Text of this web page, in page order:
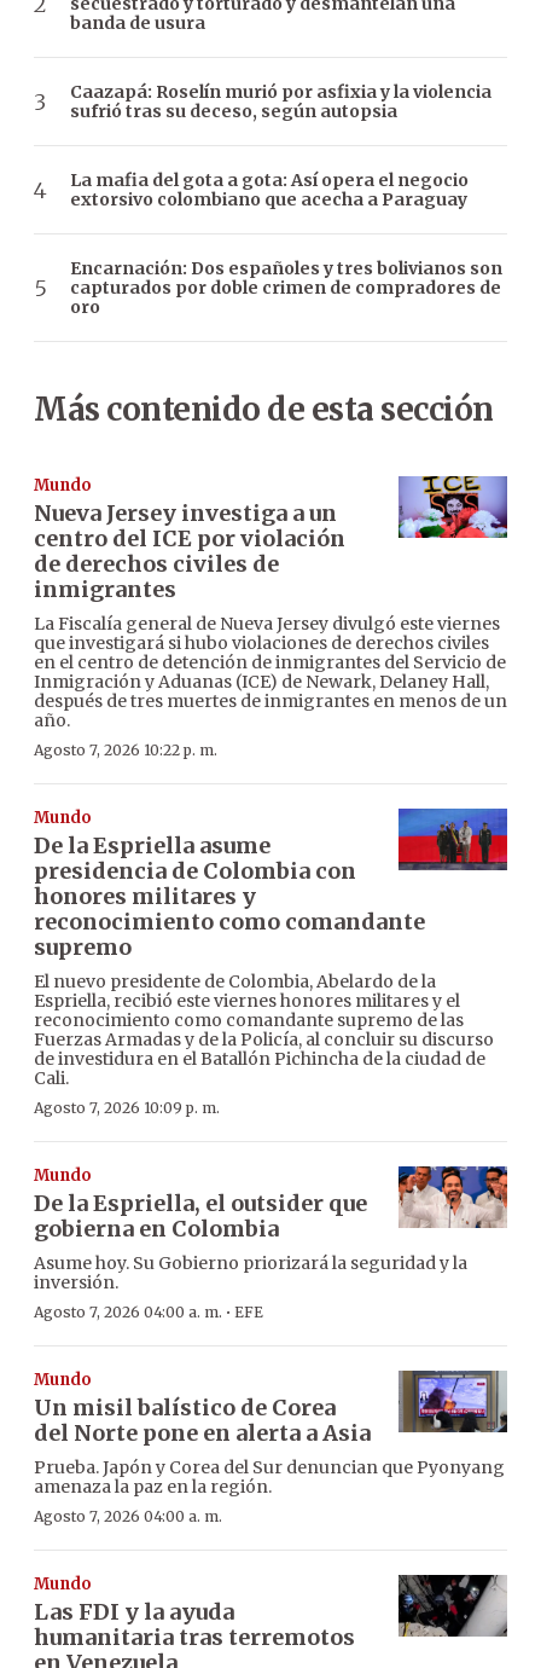
banda de usura
Caazapá: Roselín murió por asfixia y la violencia
sufrió tras su deceso, según autopsia
La mafia del gota a gota: Así opera el negocio
extorsivo colombiano que acecha a Paraguay
Encarnación: Dos españoles y tres bolivianos son
capturados por doble crimen de compradores de
oro
Más contenido de esta sección
Mundo
Nueva Jersey investiga a un
centro del ICE por violación
de derechos civiles de
inmigrantes
La Fiscalía general de Nueva Jersey divulgó este viernes
que investigará si hubo violaciones de derechos civiles
en el centro de detención de inmigrantes del Servicio de
Inmigración y Aduanas (ICE) de Newark, Delaney Hall,
después de tres muertes de inmigrantes en menos de un
año.
Agosto 7, 2026 10:22 p. m.
Mundo
De la Espriella asume
presidencia de Colombia con
honores militares y
reconocimiento como comandante
supremo
El nuevo presidente de Colombia, Abelardo de la
Espriella, recibió este viernes honores militares y el
reconocimiento como comandante supremo de las
Fuerzas Armadas y de la Policía, al concluir su discurso
de investidura en el Batallón Pichincha de la ciudad de
Cali.
Agosto 7, 2026 10:09 p. m.
Mundo
De la Espriella, el outsider que
gobierna en Colombia
Asume hoy. Su Gobierno priorizará la seguridad y la
inversión.
Agosto 7, 2026 04:00 a. m. · EFE
Mundo
Un misil balístico de Corea
del Norte pone en alerta a Asia
Prueba. Japón y Corea del Sur denuncian que Pyonyang
amenaza la paz en la región.
Agosto 7, 2026 04:00 a. m.
Mundo
Las FDI y la ayuda
humanitaria tras terremotos